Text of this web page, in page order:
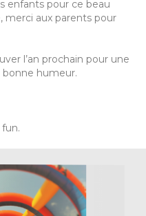
enfants pour ce beau
aux parents pour
l’an prochain pour une
humeur.